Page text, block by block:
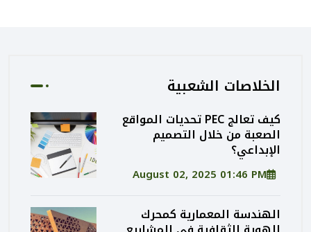
الخلاصات الشعبية
كيف تعالج PEC تحديات المواقع
الصعبة من خلال التصميم
الإبداعي؟
August 02, 2025 01:46 PM
الهندسة المعمارية كمحرك